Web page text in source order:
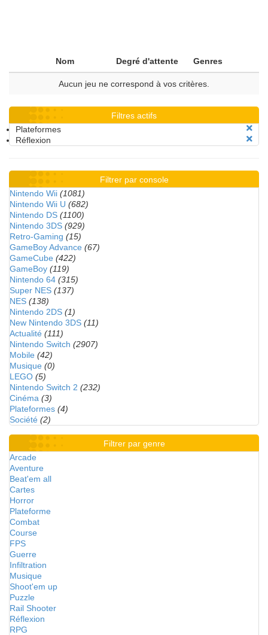
Nom Degré d'attente Genres
Aucun jeu ne correspond à vos critères.
Filtres actifs
Plateformes
Réflexion
Filtrer par console
Nintendo Wii (1081)
Nintendo Wii U (682)
Nintendo DS (1100)
Nintendo 3DS (929)
Retro-Gaming (15)
GameBoy Advance (67)
GameCube (422)
GameBoy (119)
Nintendo 64 (315)
Super NES (137)
NES (138)
Nintendo 2DS (1)
New Nintendo 3DS (11)
Actualité (111)
Nintendo Switch (2907)
Mobile (42)
Musique (0)
LEGO (5)
Nintendo Switch 2 (232)
Cinéma (3)
Plateformes (4)
Société (2)
Filtrer par genre
Arcade
Aventure
Beat'em all
Cartes
Horror
Plateforme
Combat
Course
FPS
Guerre
Infiltration
Musique
Shoot'em up
Puzzle
Rail Shooter
Réflexion
RPG